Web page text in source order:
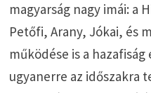
magyarság nagy imái: a
Petőfi, Arany, Jókai, és
működése is a
ugyanerre az időszakra